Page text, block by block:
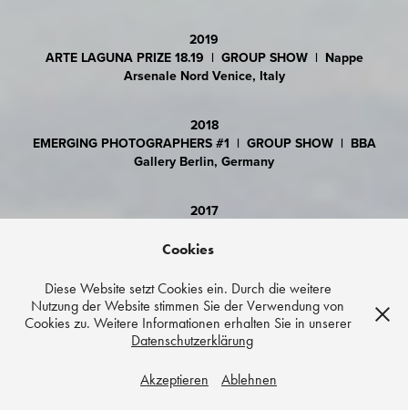
2019
ARTE LAGUNA PRIZE 18.19 | GROUP SHOW | Nappe
Arsenale Nord Venice, Italy
2018
EMERGING PHOTOGRAPHERS #1 | GROUP SHOW | BBA
Gallery Berlin, Germany
2017
Stuttgart, Germany
2015
DAS PROJEKT BANKNOTEN | SOLO SHOW | Gallery of the
Sparkasse Ravensburg, Germany
2014
Cookies
Diese Website setzt Cookies ein. Durch die weitere
Nutzung der Website stimmen Sie der Verwendung von
Cookies zu. Weitere Informationen erhalten Sie in unserer
Datenschutzerklärung
Akzeptieren Ablehnen